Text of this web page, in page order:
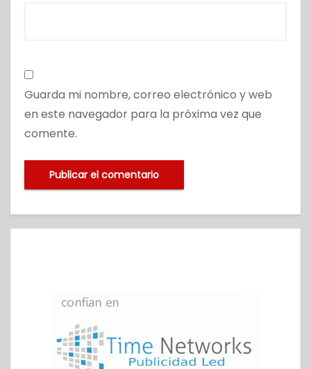
Guarda mi nombre, correo electrónico y web
en este navegador para la próxima vez que
comente.